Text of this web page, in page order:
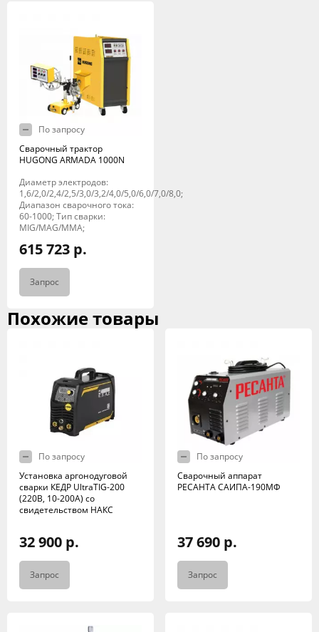
По запросу
Сварочный трактор
HUGONG ARMADA 1000N
Диаметр электродов:
1,6/2,0/2,4/2,5/3,0/3,2/4,0/5,0/6,0/7,0/8,0;
Диапазон сварочного тока:
60-1000; Тип сварки:
MIG/MAG/MMA;
615 723 р.
Запрос
Похожие товары
По запросу
Установка аргонодуговой
сварки КЕДР UltraTIG-200
(220В, 10-200А) со
свидетельством НАКС
32 900 р.
Запрос
По запросу
Сварочный аппарат
РЕСАНТА САИПА-190МФ
37 690 р.
Запрос